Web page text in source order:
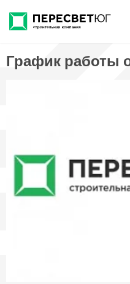
График работы